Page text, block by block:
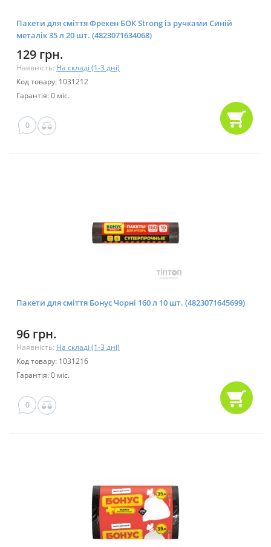
Пакети для сміття Фрекен БОК Strong із ручками Синій
металік 35 л 20 шт. (4823071634068)
129 грн.
Наявність: На складі (1-3 дні)
Код товару: 1031212
Гарантія: 0 міс.
0
Пакети для сміття Бонус Чорні 160 л 10 шт. (4823071645699)
96 грн.
Наявність: На складі (1-3 дні)
Код товару: 1031216
Гарантія: 0 міс.
0